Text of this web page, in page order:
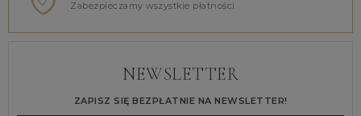
Zabezpieczamy wszystkie płatności
NEWSLETTER
ZAPISZ SIĘ BEZPŁATNIE NA NEWSLETTER!